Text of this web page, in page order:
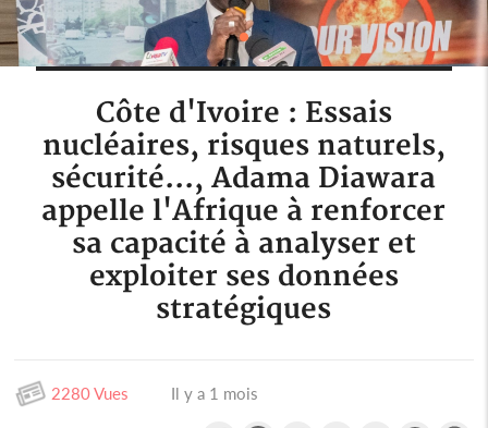
Côte d'Ivoire : Essais
nucléaires, risques naturels,
sécurité..., Adama Diawara
appelle l'Afrique à renforcer
sa capacité à analyser et
exploiter ses données
stratégiques
2280 Vues Il y a 1 mois